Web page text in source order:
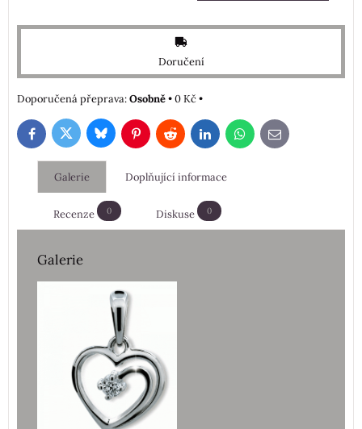
Doručení
Osobně•0 Kč•
FacebookTwitterBlueskyPinterestRedditLinkedInWhatsApp
E-
mail
Galerie Doplňující informace
Recenze 0 Diskuse 0
Galerie